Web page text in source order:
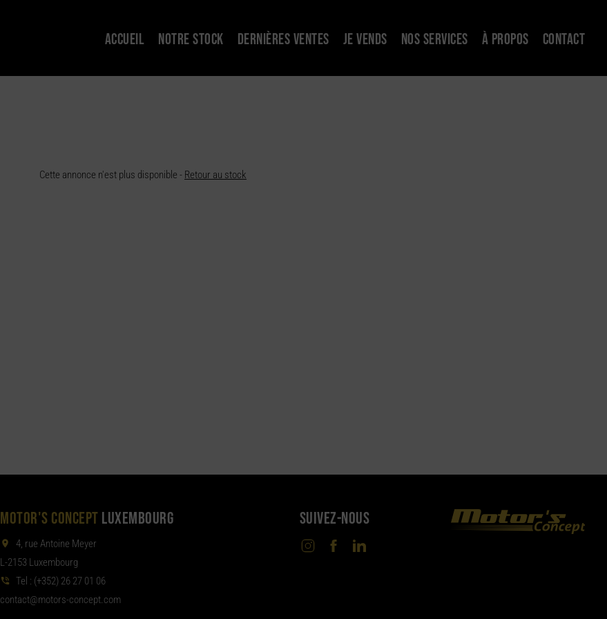
ACCUEIL NOTRE STOCK DERNIÈRES VENTES JE VENDS NOS SERVICES À PROPOS CONTACT
Cette annonce n'est plus disponible - Retour au stock
MOTOR'S CONCEPT LUXEMBOURG
4, rue Antoine Meyer
L-2153 Luxembourg
Tel : (+352) 26 27 01 06
moc.tpecnoc-sro
tom@tcat
noc
SUIVEZ-NOUS